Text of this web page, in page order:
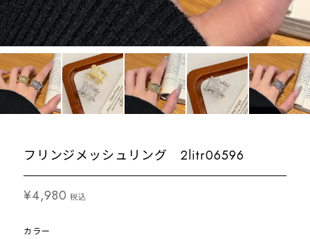
フリンジメッシュリング 2litr06596
¥4,980 税込
カラー